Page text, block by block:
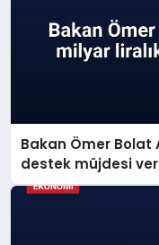
Bakan Ömer Bolat
destek müjdesi